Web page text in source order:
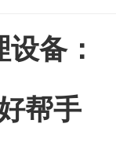
备：
帮手